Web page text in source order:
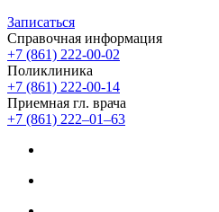
Записаться
Справочная информация
+7 (861) 222-00-02
Поликлиника
+7 (861) 222-00-14
Приемная гл. врача
+7 (861) 222‒01‒63